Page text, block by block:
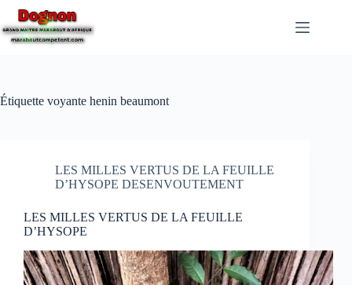
Étiquette voyante henin beaumont
LES MILLES VERTUS DE LA FEUILLE
D’HYSOPE DESENVOUTEMENT
LES MILLES VERTUS DE LA FEUILLE
D’HYSOPE